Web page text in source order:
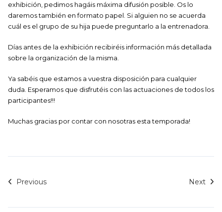
exhibición, pedimos hagáis máxima difusión posible. Os lo
daremos también en formato papel. Si alguien no se acuerda
cuál es el grupo de su hija puede preguntarlo a la entrenadora.
Días antes de la exhibición recibiréis información más detallada
sobre la organización de la misma.
Ya sabéis que estamos a vuestra disposición para cualquier
duda. Esperamos que disfrutéis con las actuaciones de todos los
participantes!!!
Muchas gracias por contar con nosotras esta temporada!
Previous Next